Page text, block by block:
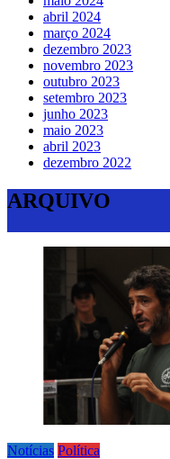
abril 2024
março 2024
dezembro 2023
novembro 2023
outubro 2023
setembro 2023
junho 2023
maio 2023
abril 2023
dezembro 2022
ARQUIVO
Notícias Política